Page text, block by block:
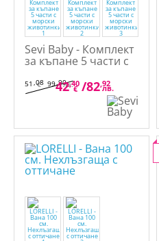
Sevi Baby - Комплект
за къпане 5 части с
51 ,08
€ 99,90лв.
42,40
€ /82,92
лв.